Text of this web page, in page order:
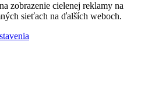
zobrazenie cielenej reklamy na
sieťach na ďalších weboch.